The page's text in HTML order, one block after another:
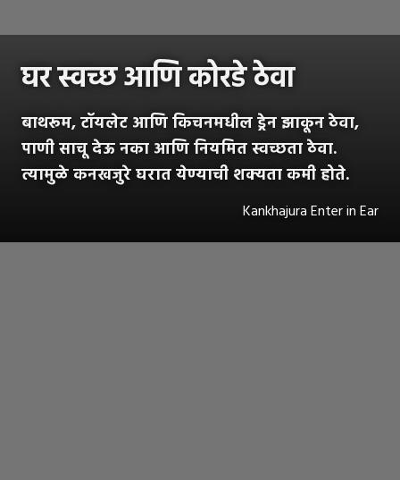
घर स्वच्छ आणि कोरडे ठेवा
बाथरूम, टॉयलेट आणि किचनमधील ड्रेन झाकून ठेवा,
पाणी साचू देऊ नका आणि नियमित स्वच्छता ठेवा.
त्यामुळे कनखजुरे घरात येण्याची शक्यता कमी होते.
Kankhajura Enter in Ear